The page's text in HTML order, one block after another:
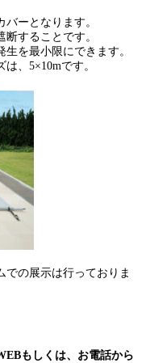
ーとなります。
することです。
を最小限にできます。
、5×10mです。
の展示は行っておりま
もしくは、お電話から